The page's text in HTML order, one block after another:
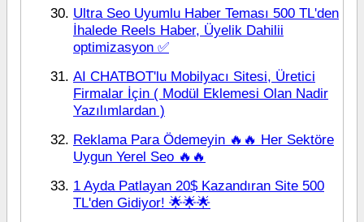
Ultra Seo Uyumlu Haber Teması 500 TL'den
İhalede Reels Haber, Üyelik Dahilii
optimizasyon ✅
AI CHATBOT'lu Mobilyacı Sitesi, Üretici
Firmalar İçin ( Modül Eklemesi Olan Nadir
Yazılımlardan )
Reklama Para Ödemeyin 🔥🔥 Her Sektöre
Uygun Yerel Seo 🔥🔥
1 Ayda Patlayan 20$ Kazandıran Site 500
TL'den Gidiyor! 🌟🌟🌟